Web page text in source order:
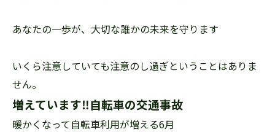
あなたの一歩が、大切な誰かの未来を守ります
いくら注意していても注意のし過ぎということはありま
せん。
増えています‼自転車の交通事故
暖かくなって自転車利用が増える6月